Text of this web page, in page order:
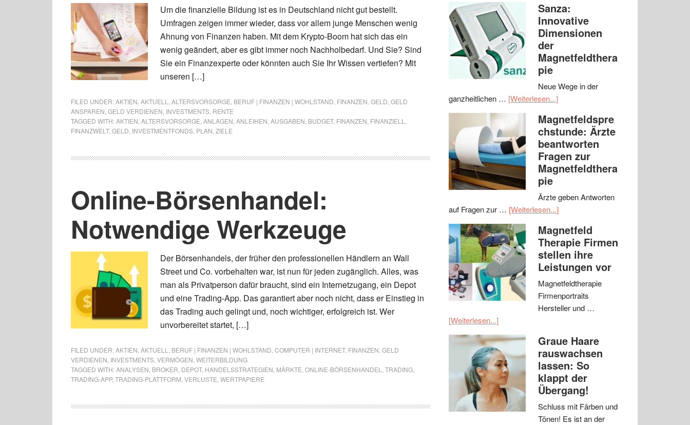
Um die finanzielle Bildung ist es in Deutschland nicht gut bestellt.
Umfragen zeigen immer wieder, dass vor allem junge Menschen wenig
Ahnung von Finanzen haben. Mit dem Krypto-Boom hat sich das ein
wenig geändert, aber es gibt immer noch Nachholbedarf. Und Sie? Sind
Sie ein Finanzexperte oder könnten auch Sie Ihr Wissen vertiefen? Mit
unseren […]
FILED UNDER:AKTIEN AKTUELL ALTERSVORSORGE BERUF | FINANZEN | WOHLSTAND FINANZEN GELD GELD
ANSPAREN GELD VERDIENEN INVESTMENTS RENTE
TAGGED WITH:AKTIEN ALTERSVORSORGE ANLAGEN ANLEIHEN AUSGABEN BUDGET, FINANZEN FINANZIELL
FINANZWELT, GELD INVESTMENTFONDS PLAN ZIELE
Online-Börsenhandel:
Notwendige Werkzeuge
Der Börsenhandels, der früher den professionellen Händlern an Wall
Street und Co. vorbehalten war, ist nun für jeden zugänglich. Alles, was
man als Privatperson dafür braucht, sind ein Internetzugang, ein Depot
und eine Trading-App. Das garantiert aber noch nicht, dass er Einstieg in
das Trading auch gelingt und, noch wichtiger, erfolgreich ist. Wer
unvorbereitet startet, […]
FILED UNDER:AKTIEN AKTUELL BERUF | FINANZEN | WOHLSTAND COMPUTER | INTERNET, FINANZEN GELD
VERDIENEN INVESTMENTS VERMÖGEN WEITERBILDUNG
TAGGED WITH:ANALYSEN BROKER DEPOT, HANDELSSTRATEGIEN MÄRKTE ONLINE-BÖRSENHANDEL TRADING
TRADING-APP, TRADING-PLATTFORM VERLUSTE WERTPAPIERE
Sanza:
Innovative
Dimensionen
der
Magnetfeldthera
pie
Neue Wege in der
ganzheitlichen … [Weiterlesen...]
Magnetfeldspre
chstunde: Ärzte
beantworten
Fragen zur
Magnetfeldthera
pie
Ärzte geben Antworten
auf Fragen zur … [Weiterlesen...]
Magnetfeld
Therapie Firmen
stellen ihre
Leistungen vor
Magnetfeldtherapie
Firmenportraits
Hersteller und …
[Weiterlesen...]
Graue Haare
rauswachsen
lassen: So
klappt der
Übergang!
Schluss mit Färben und
Tönen! Es ist an der